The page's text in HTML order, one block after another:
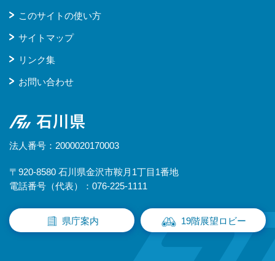
このサイトの使い方
サイトマップ
リンク集
お問い合わせ
石川県
法人番号：2000020170003
〒920-8580 石川県金沢市鞍月1丁目1番地
電話番号（代表）：076-225-1111
県庁案内 19階展望ロビー